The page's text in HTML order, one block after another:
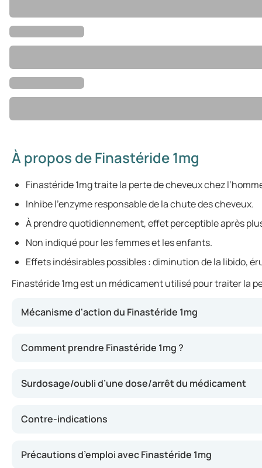
À propos de Finastéride 1mg
Finastéride 1mg traite la perte de cheveux chez
Inhibe l’enzyme responsable de la chute des cheveux.
À prendre quotidiennement, effet perceptible après
Non indiqué pour les femmes et les enfants.
Effets indésirables possibles : diminution de la libido,
Finastéride 1mg est un médicament utilisé pour traiter la
Mécanisme d'action du Finastéride 1mg
Finastéride 1mg inhibe l’action d’une enzyme (5-
Comment prendre Finastéride 1mg ?
Surdosage/oubli d’une dose/arrêt du médicament
Contre-indications
Précautions d’emploi avec Finastéride 1mg